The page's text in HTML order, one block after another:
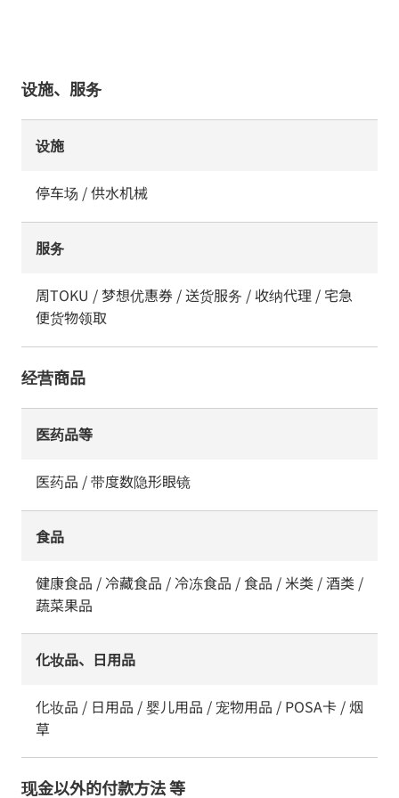
设施、服务
设施
停车场 / 供水机械
服务
周TOKU / 梦想优惠券 / 送货服务 / 收纳代理 / 宅急
便货物领取
经营商品
医药品等
医药品 / 带度数隐形眼镜
食品
健康食品 / 冷藏食品 / 冷冻食品 / 食品 / 米类 / 酒类 /
蔬菜果品
化妆品、日用品
化妆品 / 日用品 / 婴儿用品 / 宠物用品 / POSA卡 / 烟
草
现金以外的付款方法 等